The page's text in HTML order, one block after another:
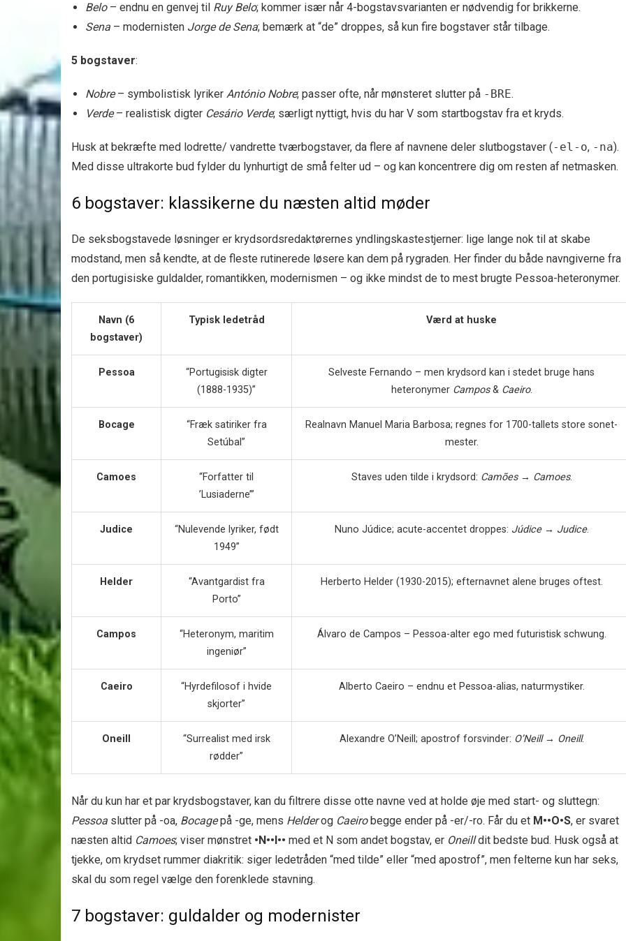
Belo– endnu en genvej til Ruy Belo; kommer især når 4-bogstavsvarianten er nødvendig for brikkerne.
Sena – modernisten Jorge de Sena; bemærk at “de” droppes, så kun fire bogstaver står tilbage.
5 bogstaver:
Nobre– symbolistisk lyriker António Nobre; passer ofte, når mønsteret slutter på -BRE.
Verde– realistisk digter Cesário Verde; særligt nyttigt, hvis du har V som startbogstav fra et kryds.
Husk at bekræfte med lodrette/ vandrette tværbogstaver, da flere af navnene deler slutbogstaver (-el-o, -na).
Med disse ultrakorte bud fylder du lynhurtigt de små felter ud – og kan koncentrere dig om resten af netmasken.
6 bogstaver: klassikerne du næsten altid møder
De seksbogstavede løsninger er krydsordsredaktørernes yndlings­kaste­stjerner: lige lange nok til at skabe
modstand, men så kendte, at de fleste rutinerede løsere kan dem på rygraden. Her finder du både navngiv­erne fra
den portugisiske guldalder, romantikken, modernismen – og ikke mindst de to mest brugte Pessoa-heteronymer.
Navn (6
bogstaver)
Typisk ledetråd Værd at huske
Pessoa
“Portugisisk digter
(1888-1935)”
Selveste Fernando – men kryds­ord kan i stedet bruge hans
heteronymer Campos& Caeiro.
Bocage
“Fræk satiriker fra
Setúbal”
Realnavn Manuel Maria Barbosa; regnes for 1700-tallets store sonet­
mester.
Camoes
“Forfatter til
’Lusiaderne’”
Staves uden tilde i kryds­ord: Camões → Camoes.
Judice
“Nulevende lyriker, født
1949”
Nuno Júdice; acute-accentet droppes: Júdice → Judice.
Helder
“Avantgardist fra
Porto”
Herberto Helder (1930-2015); efternavnet alene bruges oftest.
Campos
“Heteronym, maritim
ingeniør”
Álvaro de Campos – Pessoa-alter ego med futuristisk schwung.
Caeiro
“Hyrdefilosof i hvide
skjorter”
Alberto Caeiro – endnu et Pessoa-alias, natur­mystiker.
Oneill
“Surrealist med irsk
rødder”
Alexandre O’Neill; apostrof forsvinder: O’Neill → Oneill.
Når du kun har et par krydsbogstaver, kan du filtrere disse otte navne ved at holde øje med start- og slut­tegn:
Pessoa slutter på ­-oa, Bocagepå ­-ge, mens Helderog Caeirobegge ender på ­-er/-ro. Får du et M••O•S, er svaret
næsten altid Camoes; viser mønstret •N••I•• med et N som andet bogstav, er Oneilldit bedste bud. Husk også at
tjekke, om krydset rummer diakritik: siger ledetråden “med tilde” eller “med apostrof”, men felterne kun har seks,
skal du som regel vælge den forenklede stavning.
7 bogstaver: guldalder og modernister